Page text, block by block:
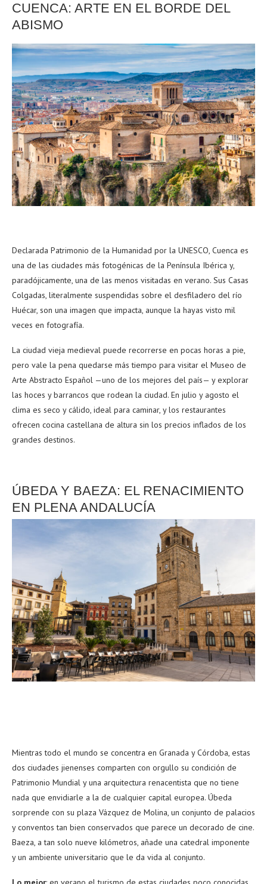
CUENCA: ARTE EN EL BORDE DEL
ABISMO
Declarada Patrimonio de la Humanidad por la UNESCO, Cuenca es
una de las ciudades más fotogénicas de la Península Ibérica y,
paradójicamente, una de las menos visitadas en verano. Sus Casas
Colgadas, literalmente suspendidas sobre el desfiladero del río
Huécar, son una imagen que impacta, aunque la hayas visto mil
veces en fotografía.
La ciudad vieja medieval puede recorrerse en pocas horas a pie,
pero vale la pena quedarse más tiempo para visitar el Museo de
Arte Abstracto Español —uno de los mejores del país— y explorar
las hoces y barrancos que rodean la ciudad. En julio y agosto el
clima es seco y cálido, ideal para caminar, y los restaurantes
ofrecen cocina castellana de altura sin los precios inflados de los
grandes destinos.
ÚBEDA Y BAEZA: EL RENACIMIENTO
EN PLENA ANDALUCÍA
Mientras todo el mundo se concentra en Granada y Córdoba, estas
dos ciudades jienenses comparten con orgullo su condición de
Patrimonio Mundial y una arquitectura renacentista que no tiene
nada que envidiarle a la de cualquier capital europea. Úbeda
sorprende con su plaza Vázquez de Molina, un conjunto de palacios
y conventos tan bien conservados que parece un decorado de cine.
Baeza, a tan solo nueve kilómetros, añade una catedral imponente
y un ambiente universitario que le da vida al conjunto.